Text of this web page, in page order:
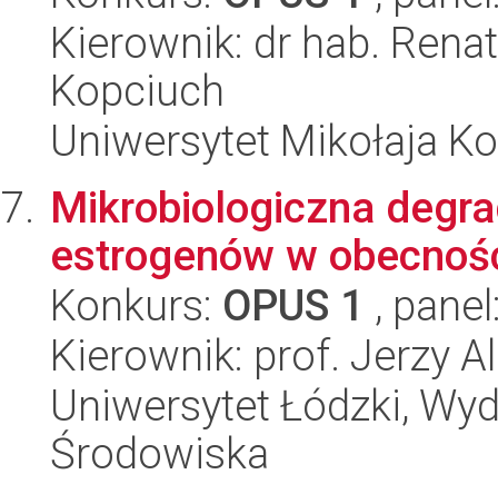
Kierownik: dr hab.
Kopciuch
Uniwersytet Mikołaja
Mikrobiologiczna
estrogenów w
Konkurs: OPUS 1 ,
Kierownik: prof. Jerzy
Uniwersytet Łódzki,
Środowiska